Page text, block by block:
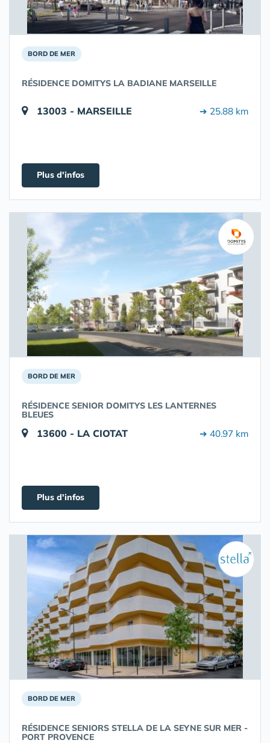
BORD DE MER
RÉSIDENCE DOMITYS LA BADIANE MARSEILLE
13003 - MARSEILLE ➔ 25.88 km
Plus d'infos
BORD DE MER
RÉSIDENCE SENIOR DOMITYS LES LANTERNES
BLEUES
13600 - LA CIOTAT ➔ 40.97 km
Plus d'infos
BORD DE MER
RÉSIDENCE SENIORS STELLA DE LA SEYNE SUR MER -
PORT PROVENCE